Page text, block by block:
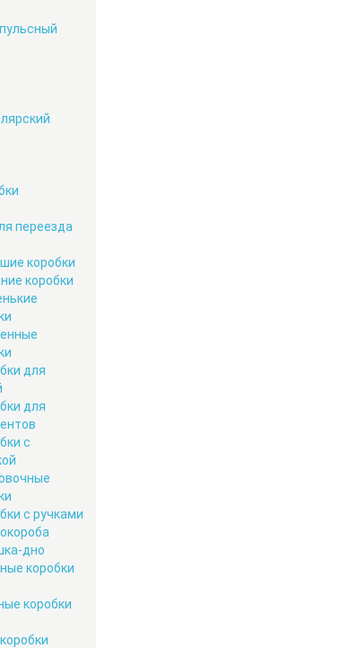
переезда
коробки
коробки
для
для
с
с ручками
дно
коробки
коробки